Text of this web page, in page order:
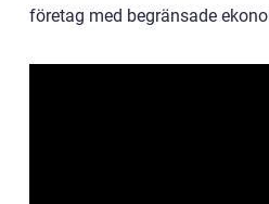
företag med begränsade